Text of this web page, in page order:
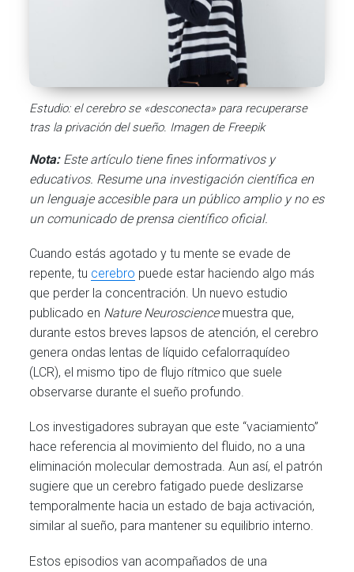
Estudio: el cerebro se «desconecta» para recuperarse
tras la privación del sueño. Imagen de Freepik
Nota: Este artículo tiene fines informativos y
educativos. Resume una investigación científica en
un lenguaje accesible para un público amplio y no es
un comunicado de prensa científico oficial.
Cuando estás agotado y tu mente se evade de
repente, tu cerebro puede estar haciendo algo más
que perder la concentración. Un nuevo estudio
publicado en Nature Neurosciencemuestra que,
durante estos breves lapsos de atención, el cerebro
genera ondas lentas de líquido cefalorraquídeo
(LCR), el mismo tipo de flujo rítmico que suele
observarse durante el sueño profundo.
Los investigadores subrayan que este “vaciamiento”
hace referencia al movimiento del fluido, no a una
eliminación molecular demostrada. Aun así, el patrón
sugiere que un cerebro fatigado puede deslizarse
temporalmente hacia un estado de baja activación,
similar al sueño, para mantener su equilibrio interno.
Estos episodios van acompañados de una